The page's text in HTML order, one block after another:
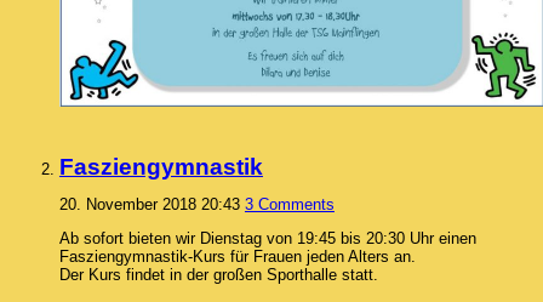
Fasziengymnastik
20. November 2018 20:43 3 Comments
Ab sofort bieten wir Dienstag von 19:45 bis 20:30 Uhr einen
Fasziengymnastik-Kurs für Frauen jeden Alters an.
Der Kurs findet in der großen Sporthalle statt.